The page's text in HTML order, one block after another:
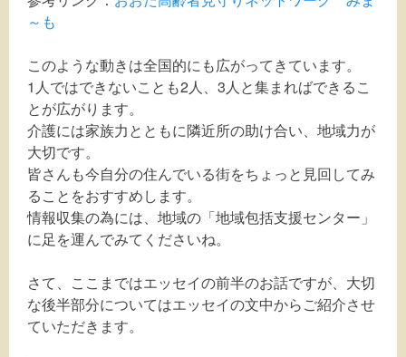
～も
このような動きは全国的にも広がってきています。
1人ではできないことも2人、3人と集まればできるこ
とが広がります。
介護には家族力とともに隣近所の助け合い、地域力が
大切です。
皆さんも今自分の住んでいる街をちょっと見回してみ
ることをおすすめします。
情報収集の為には、地域の「地域包括支援センター」
に足を運んでみてくださいね。
さて、ここまではエッセイの前半のお話ですが、大切
な後半部分についてはエッセイの文中からご紹介させ
ていただきます。